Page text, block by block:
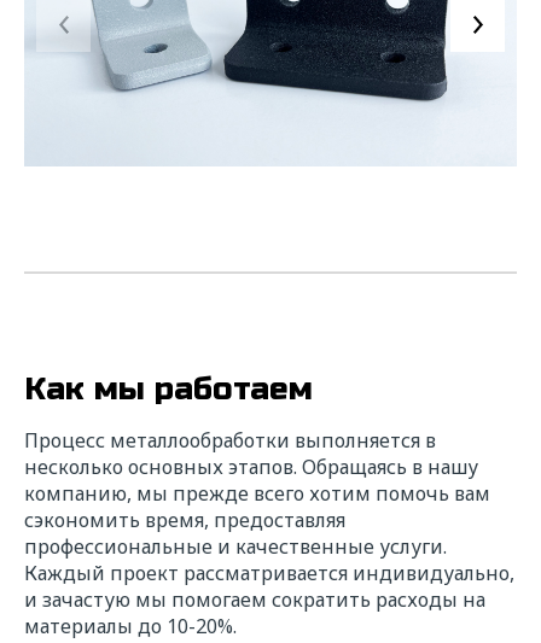
Как мы работаем
Процесс металлообработки выполняется в
несколько основных этапов. Обращаясь в нашу
компанию, мы прежде всего хотим помочь вам
сэкономить время, предоставляя
профессиональные и качественные услуги.
Каждый проект рассматривается индивидуально,
и зачастую мы помогаем сократить расходы на
материалы до 10-20%.